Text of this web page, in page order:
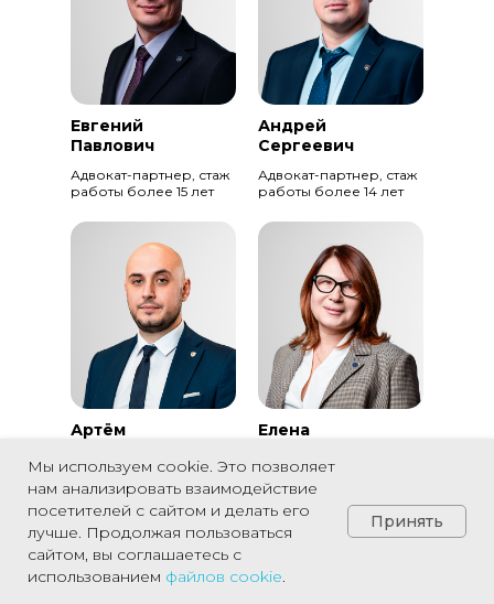
Евгений
Павлович
Адвокат-партнер, стаж
работы более 15 лет
Андрей
Сергеевич
Адвокат-партнер, стаж
работы более 14 лет
Артём
Юрист, стаж работы
более 12 лет
Елена
Юрист, стаж работы
более 21 года
Мы используем cookie. Это позволяет
нам анализировать взаимодействие
посетителей с сайтом и делать его
лучше. Продолжая пользоваться
сайтом, вы соглашаетесь с
использованием файлов cookie.
Принять